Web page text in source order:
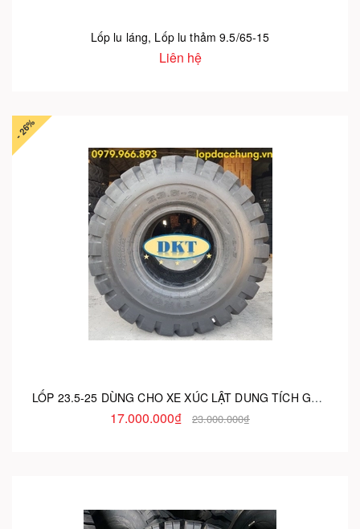
Lốp lu láng, Lốp lu thảm 9.5/65-15
Liên hệ
- 26%
LỐP 23.5-25 DÙNG CHO XE XÚC LẬT DUNG TÍCH GÀU 2.7M3-4.0M3
17.000.000₫ 23.000.000₫